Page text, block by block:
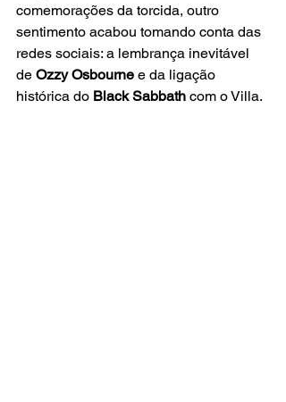
comemorações da torcida, outro
sentimento acabou tomando conta das
redes sociais: a lembrança inevitável
de Ozzy Osbourne e da ligação
histórica do Black Sabbath com o Villa.